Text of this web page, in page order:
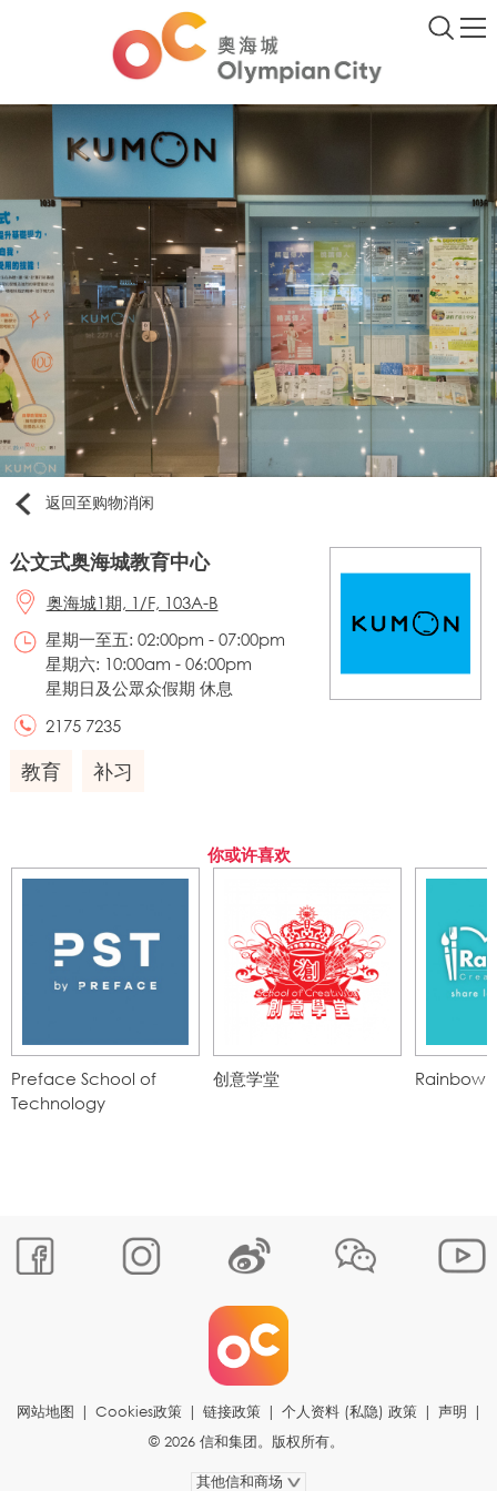
返回至购物消闲
公文式奥海城教育中心
奥海城1期, 1/F, 103A-B
星期一至五: 02:00pm - 07:00pm
星期六: 10:00am - 06:00pm
星期日及公眾众假期 休息
2175 7235
教育 补习
你或许喜欢
Preface School of
Technology
创意学堂 Rainbow
网站地图 | Cookies政策 | 链接政策 | 个人资料 (私隐) 政策 | 声明 |
© 2026 信和集团。版权所有。
其他信和商场